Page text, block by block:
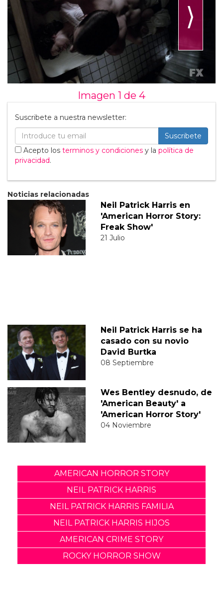
⟩
Imagen 1 de 4
Suscribete a nuestra newsletter:
Suscribete
Acepto los terminos y condiciones y la política de
privacidad.
Noticias relacionadas
Neil Patrick Harris en
'American Horror Story:
Freak Show'
21 Julio
Neil Patrick Harris se ha
casado con su novio
David Burtka
08 Septiembre
Wes Bentley desnudo, de
'American Beauty' a
'American Horror Story'
04 Noviembre
AMERICAN HORROR STORY
NEIL PATRICK HARRIS
NEIL PATRICK HARRIS FAMILIA
NEIL PATRICK HARRIS HIJOS
AMERICAN CRIME STORY
ROCKY HORROR SHOW